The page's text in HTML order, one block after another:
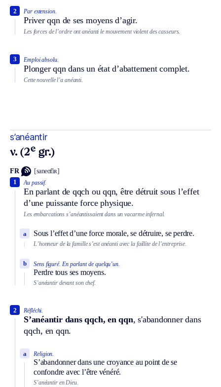
Par extension.
Priver qqn de ses moyens d’agir.
2
Les forces de l’ordre ont anéanti le mouvement violent des casseurs.
Emploi absolu.
Plonger qqn dans un état d’abattement complet.
3
Cette nouvelle l’a anéanti.
s’anéantir
v. (2e gr.)
FR [saneɑ̃tiʀ]
Au passif.
En parlant de qqch ou qqn, être détruit sous l’effet
d’une puissante force physique.
1
Les embarcations s’anéantissaient dans un vacarme infernal.
Sous l’effet d’une force morale, se détruire, se perdre.
a
L’honneur de la famille s’est anéanti avec la faillite de l’entreprise.
Sens figuré. En parlant de quelqu’un.
Perdre tous ses moyens.
b
S’anéantir devant son chef.
Réfléchi.
S’anéantir dans qqch, en qqn, s'abandonner dans
qqch, en qqn.
2
Religion.
S’abandonner dans une croyance au point de se
confondre avec l’être vénéré.
a
S’anéantir en Dieu.